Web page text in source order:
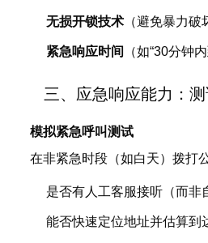
无损开锁技术（避免暴力破
紧急响应时间 （如“30分钟
三、应急响应能力：
模拟紧急呼叫测试
在非紧急时段（如白天）拨打
是否有人工客服接听（而非
能否快速定位地址并估算到